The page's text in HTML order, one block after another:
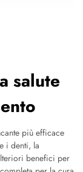
salute
più efficace
i denti, la
benefici per